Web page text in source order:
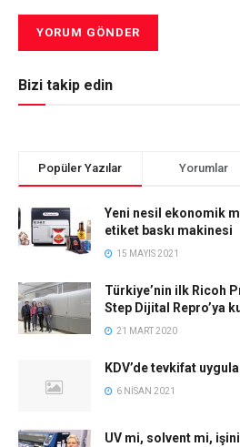
Bizi takip edin
Popüler Yazılar Yorumlar
Yeni nesil ekonomik
etiket baskı makinesi
15 MAYIS 2021
Türkiye’nin ilk Ricoh
Step Dijital Repro’ya
21 MART 2020
KDV’de tevkifat
6 NISAN 2021
UV mi, solvent mi,